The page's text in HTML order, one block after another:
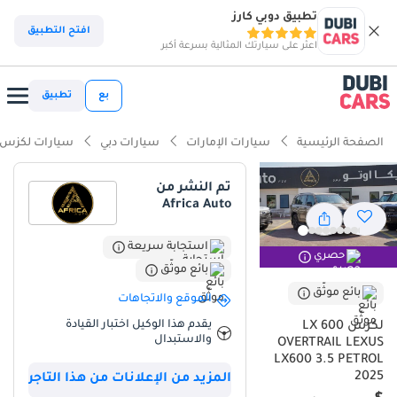
تطبيق دوبي كارز
اعثر على سيارتك المثالية بسرعة أكبر
افتح التطبيق
بع تطبيق
الصفحة الرئيسية سيارات الإمارات سيارات دبي سيارات لكزس
حصري
بائع موثّق
لكزس LX 600
OVERTRAIL LEXUS
LX600 3.5 PETROL
2025
تم النشر من
Africa Auto
استجابة سريعة
بائع موثّق
الموقع والاتجاهات
يقدم هذا الوكيل اختبار القيادة
والاستبدال
المزيد من الإعلانات من هذا التاجر
ذكاء دوبي كارز
ذكاء دوبيكارز
اعتمادية عالية للطرق الوعرة
نظام صوتي من الفئة الممتازة
أقل معدل استهلاك للقيمة في فئتها
ملخص
تمثل لكزس LX600 طراز OVERTRAIL لعام 2025 قمة الهندسة اليابانية
المصممة خصيصاً لتناسب تضاريس ومنطقة الخليج العربي، حيث توفر
توازناً مثالياً بين الفخامة المطلقة والقدرة الفائقة على الطرقات الوعرة.
بفضل محركها المزدوج وشواحن التوربو، توفر السيارة أداءً قوياً يتفوق على